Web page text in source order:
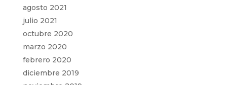
agosto 2021
julio 2021
octubre 2020
marzo 2020
febrero 2020
diciembre 2019